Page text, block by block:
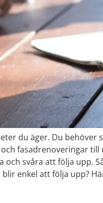
du äger. Du behöver
fasadrenoveringar
svåra att följa upp.
enkel att följa upp?